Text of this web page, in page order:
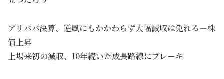
アリババ決算、逆風にもかかわらず大幅減収は免れる－株
価上昇
上場来初の減収、10年続いた成長路線にブレーキ